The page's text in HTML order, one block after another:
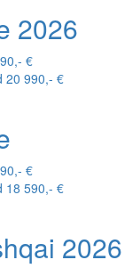
2026
€
20 990,- €
€
18 590,- €
2026